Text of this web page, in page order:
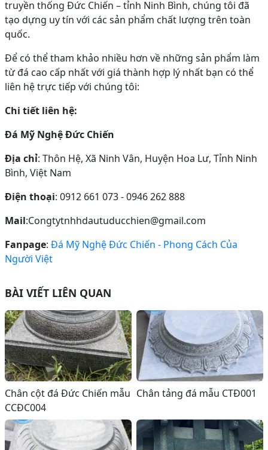
truyền thống Đức Chiến – tỉnh Ninh Bình, chúng tôi đã
tạo dựng uy tín với các sản phẩm chất lượng trên toàn
quốc.
Để có thể tham khảo nhiều hơn về những sản phẩm làm
từ đá cao cấp nhất với giá thành hợp lý nhất bạn có thể
liên hệ trực tiếp với chúng tôi:
Chi tiết liên hệ:
Đá Mỹ Nghệ Đức Chiến
Địa chỉ: Thôn Hệ, Xã Ninh Vân, Huyện Hoa Lư, Tỉnh Ninh
Bình, Việt Nam
Điện thoại: 0912 661 073 - 0946 262 888
Mail:Congtytnhhdautuducchien@gmail.com
Fanpage: Đá Mỹ Nghệ Đức Chiến - Phong Cách Của
Người Việt
BÀI VIẾT LIÊN QUAN
Chân cột đá Đức Chiến mẫu
CCĐC004
Chân tảng đá mẫu CTĐ001